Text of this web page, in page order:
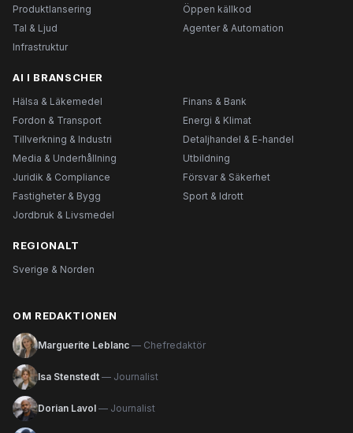
Produktlansering
Öppen källkod
Tal & Ljud
Agenter & Automation
Infrastruktur
AI I BRANSCHER
Hälsa & Läkemedel
Finans & Bank
Fordon & Transport
Energi & Klimat
Tillverkning & Industri
Detaljhandel & E-handel
Media & Underhållning
Utbildning
Juridik & Compliance
Försvar & Säkerhet
Fastigheter & Bygg
Sport & Idrott
Jordbruk & Livsmedel
REGIONALT
Sverige & Norden
OM REDAKTIONEN
Marguerite Leblanc — Chefredaktör
Isa Stenstedt — Journalist
Dorian Lavol — Journalist